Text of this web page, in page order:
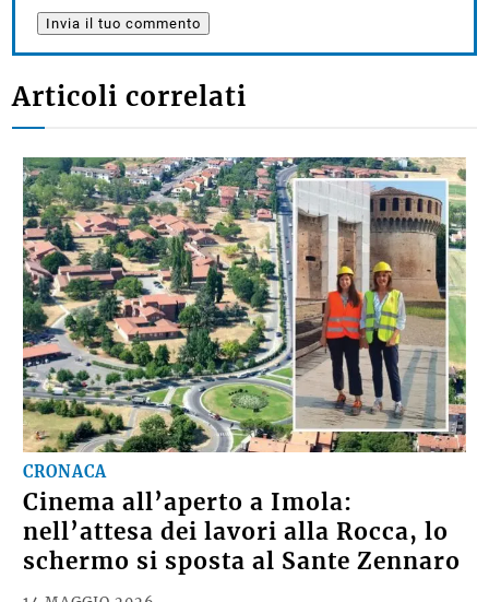
Articoli correlati
CRONACA
Cinema all’aperto a Imola:
nell’attesa dei lavori alla Rocca, lo
schermo si sposta al Sante Zennaro